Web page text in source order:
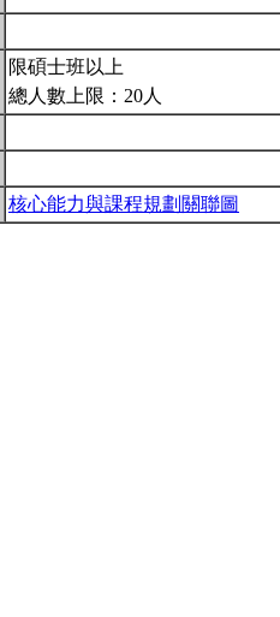
限碩士班以上
總人數上限：20人
核心能力與課程規劃關聯圖